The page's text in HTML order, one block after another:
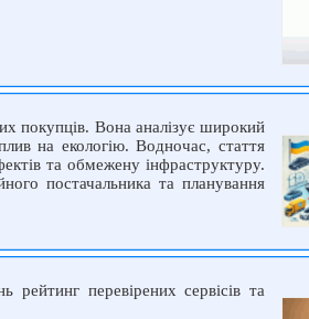
покупців. Вона аналізує широкий
на екологію. Водночас, стаття
та обмежену інфраструктуру.
постачальника та планування
перевірених сервісів та